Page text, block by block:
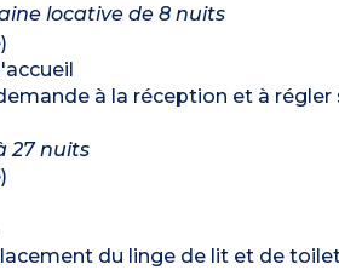
locative de 8 nuits
à la réception et à régler
27 nuits
du linge de lit et de